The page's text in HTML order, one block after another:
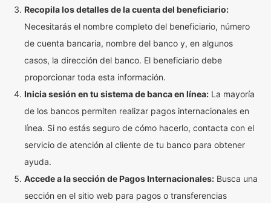
Recopila los detalles de la cuenta del beneficiario:
Necesitarás el nombre completo del beneficiario, número
de cuenta bancaria, nombre del banco y, en algunos
casos, la dirección del banco. El beneficiario debe
proporcionar toda esta información.
Inicia sesión en tu sistema de banca en línea: La mayoría
de los bancos permiten realizar pagos internacionales en
línea. Si no estás seguro de cómo hacerlo, contacta con el
servicio de atención al cliente de tu banco para obtener
ayuda.
Accede a la sección de Pagos Internacionales: Busca una
sección en el sitio web para pagos o transferencias